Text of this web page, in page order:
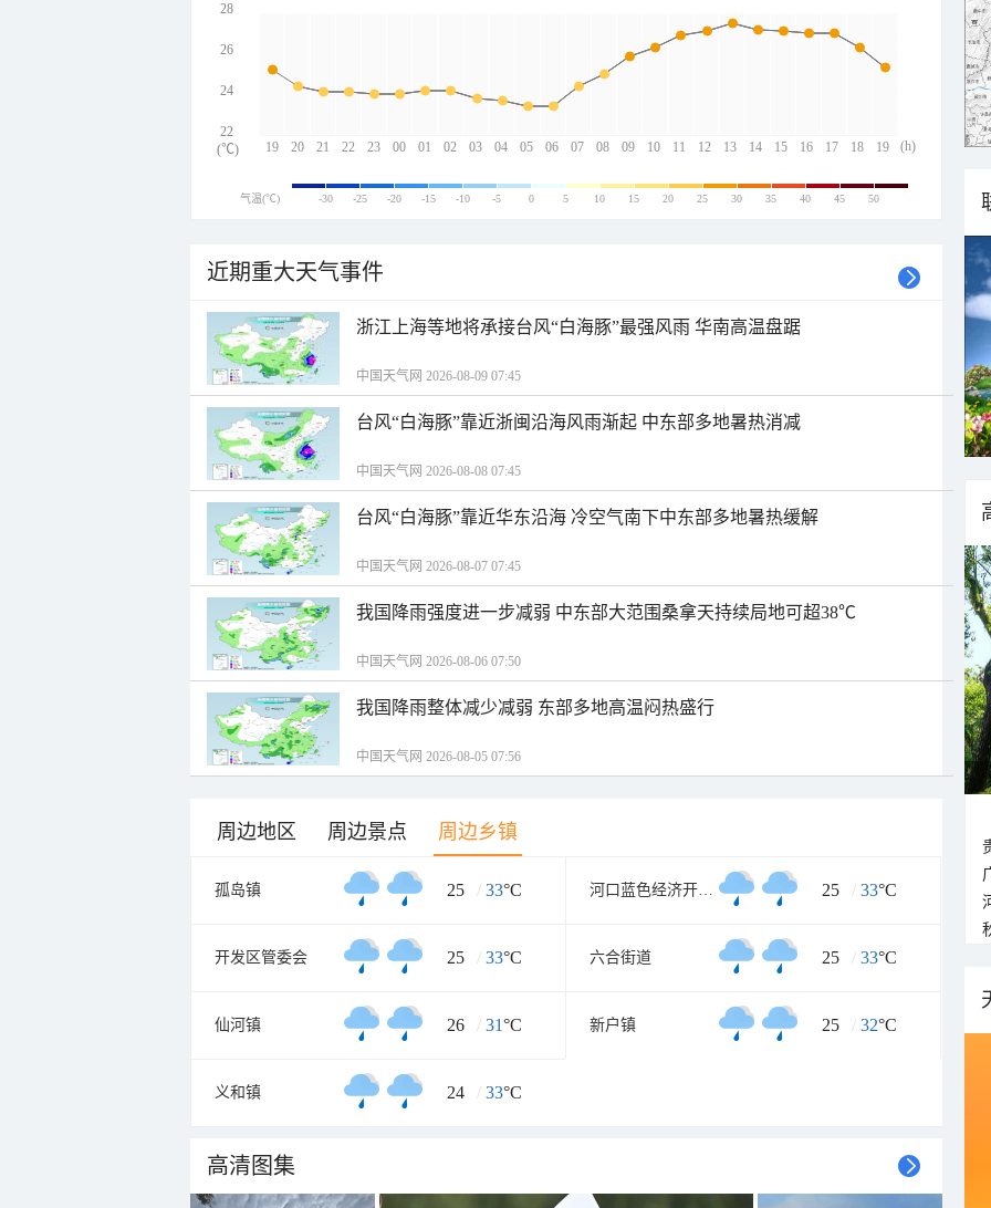
19 20 21 22 23 00 01 02 03 04 05 06 07 08 09 10 11 12 13 14 15 16 17 18 19
28
26
24
22
(h)
(℃)
气温(℃) -30 -25 -20 -15 -10 -5 0 5 10 15 20 25 30 35 40 45 50
近期重大天气事件
浙江上海等地将承接台风“白海豚”最强风雨 华南高温盘踞
中国天气网 2026-08-09 07:45
台风“白海豚”靠近浙闽沿海风雨渐起 中东部多地暑热消减
中国天气网 2026-08-08 07:45
台风“白海豚”靠近华东沿海 冷空气南下中东部多地暑热缓解
中国天气网 2026-08-07 07:45
我国降雨强度进一步减弱 中东部大范围桑拿天持续局地可超38℃
中国天气网 2026-08-06 07:50
我国降雨整体减少减弱 东部多地高温闷热盛行
中国天气网 2026-08-05 07:56
周边地区 周边景点 周边乡镇
孤岛镇 25 / 33°C 河口蓝色经济开发区管理委员会 25 / 33°C
开发区管委会 25 / 33°C 六合街道 25 / 33°C
仙河镇 26 / 31°C 新户镇 25 / 32°C
义和镇 24 / 33°C
高清图集